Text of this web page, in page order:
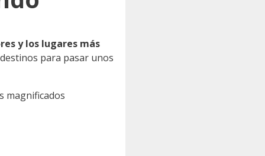
y los lugares más
para pasar unos
magnificados